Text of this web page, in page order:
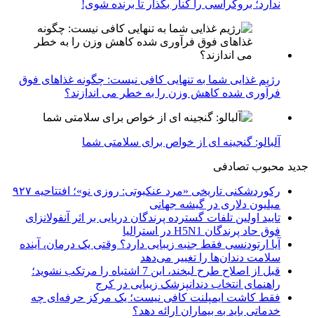
ندارد؛ بروکراسی را کنار بگذار تا برنده شوی!
رژیم غذایی شما به تنهایی کافی نیست: چگونه غذاهای فوق
فرآوری شده کاهش وزن را به خطر می اندازند؟
آلبالو: گنجینه ای از خواص برای سلامتی شما
جدید محبوب تصادفی
رکوردشکنی تاریخی «مرد عنکبوتی: روزی نو»؛ افتتاحیه ۹۲۷
میلیون دلاری در گیشه جهانی
تایید اولین تلفات گسترده پرندگان دریایی بر اثر آنفولانزای
فوق حاد پرندگان H5N1 در استرالیا
آیا ارتودنسی فقط جنبه زیبایی دارد؟ وقتی یک درمان، آینده
سلامت دندان‌ها را تغییر می‌دهد
قبل از اصلاح طرح لبخند، این 7 اشتباه را مرتکب نشوید؛
راهنمای انتخاب دندانپزشک زیبایی در کرج
فقط کاشت ایمپلنت کافی نیست؛ یک مرکز حرفه‌ای چه
خدماتی باید به بیماران ارائه دهد؟